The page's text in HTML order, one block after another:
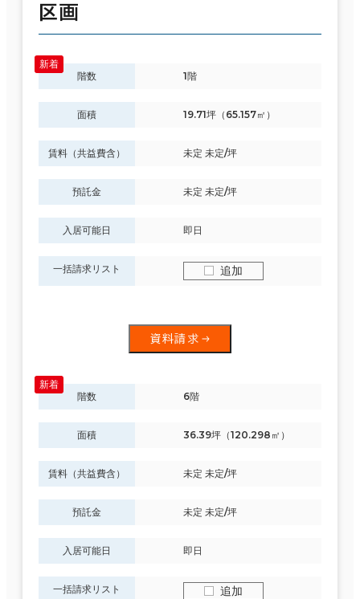
区画
階数 1階
面積 19.71坪（65.157㎡）
賃料（共益費含） 未定 未定/坪
預託金 未定 未定/坪
入居可能日 即日
一括請求リスト 追加
資料請求
階数 6階
面積 36.39坪（120.298㎡）
賃料（共益費含） 未定 未定/坪
預託金 未定 未定/坪
入居可能日 即日
一括請求リスト 追加